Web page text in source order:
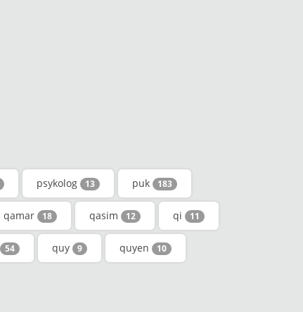
psykolog 13 puk 183
qamar 18 qasim 12 qi 11
54 quy 9 quyen 10